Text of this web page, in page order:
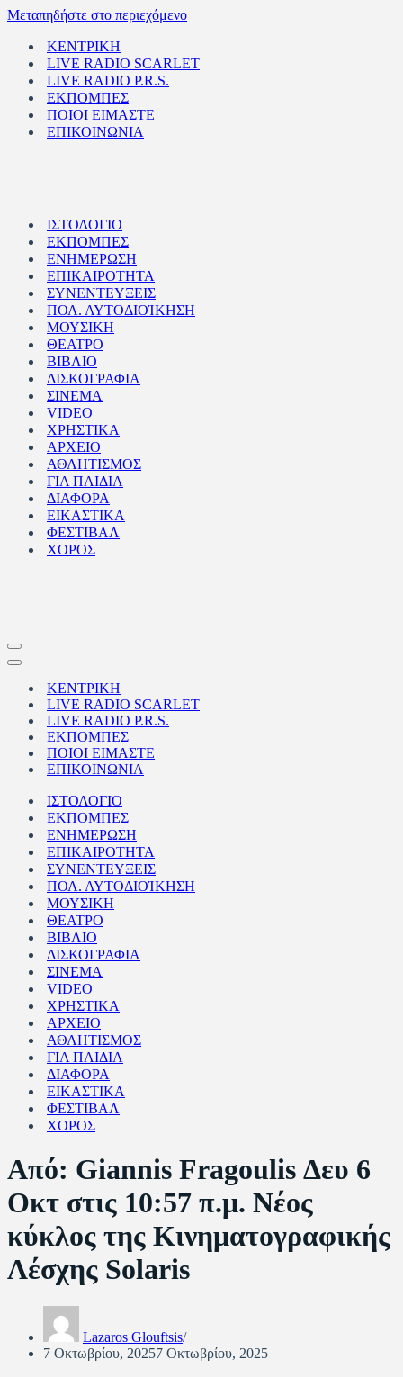
Μεταπηδήστε στο περιεχόμενο
ΚΕΝΤΡΙΚΗ
LIVE RADIO SCARLET
LIVE RADIO P.R.S.
ΕΚΠΟΜΠΕΣ
ΠΟΙΟΙ ΕΙΜΑΣΤΕ
ΕΠΙΚΟΙΝΩΝΙΑ
ΙΣΤΟΛΟΓΙΟ
ΕΚΠΟΜΠΕΣ
ΕΝΗΜΕΡΩΣΗ
ΕΠΙΚΑΙΡΟΤΗΤΑ
ΣΥΝΕΝΤΕΥΞΕΙΣ
ΠΟΛ. ΑΥΤΟΔΙΟΊΚΗΣΗ
ΜΟΥΣΙΚΗ
ΘΕΑΤΡΟ
ΒΙΒΛΙΟ
ΔΙΣΚΟΓΡΑΦΙΑ
ΣΙΝΕΜΑ
VIDEO
ΧΡΗΣΤΙΚΑ
ΑΡΧΕΙΟ
ΑΘΛΗΤΙΣΜΟΣ
ΓΙΑ ΠΑΙΔΙΑ
ΔΙΑΦΟΡΑ
ΕΙΚΑΣΤΙΚΑ
ΦΕΣΤΙΒΑΛ
ΧΟΡΟΣ
Μενού
πλοήγησης
Μενού
πλοήγησηςΚΕΝΤΡΙΚΗ
LIVE RADIO SCARLET
LIVE RADIO P.R.S.
ΕΚΠΟΜΠΕΣ
ΠΟΙΟΙ ΕΙΜΑΣΤΕ
ΕΠΙΚΟΙΝΩΝΙΑ
ΙΣΤΟΛΟΓΙΟ
ΕΚΠΟΜΠΕΣ
ΕΝΗΜΕΡΩΣΗ
ΕΠΙΚΑΙΡΟΤΗΤΑ
ΣΥΝΕΝΤΕΥΞΕΙΣ
ΠΟΛ. ΑΥΤΟΔΙΟΊΚΗΣΗ
ΜΟΥΣΙΚΗ
ΘΕΑΤΡΟ
ΒΙΒΛΙΟ
ΔΙΣΚΟΓΡΑΦΙΑ
ΣΙΝΕΜΑ
VIDEO
ΧΡΗΣΤΙΚΑ
ΑΡΧΕΙΟ
ΑΘΛΗΤΙΣΜΟΣ
ΓΙΑ ΠΑΙΔΙΑ
ΔΙΑΦΟΡΑ
ΕΙΚΑΣΤΙΚΑ
ΦΕΣΤΙΒΑΛ
ΧΟΡΟΣ
Από: Giannis Fragoulis Δευ 6
Οκτ στις 10:57 π.μ. Νέος
κύκλος της Κινηματογραφικής
Λέσχης Solaris
Lazaros Glouftsis
7 Οκτωβρίου, 20257 Οκτωβρίου, 2025